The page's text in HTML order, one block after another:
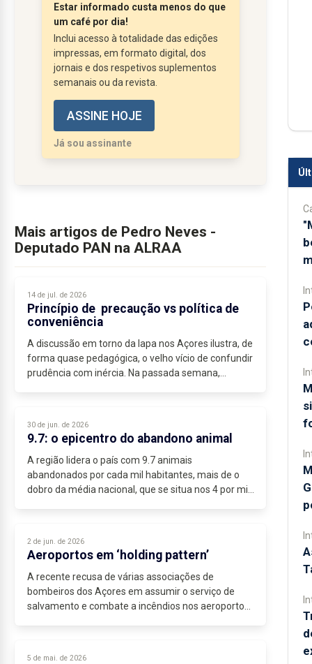
consequente criminalidade -
situações que colocam em risco
não apenas a saúde da população
açoriana, a integridade dos animais...
Estar informado custa menos do que
um café por dia!
Inclui acesso à totalidade das edições
impressas, em formato digital, dos
jornais e dos respetivos suplementos
semanais ou da revista.
ASSINE HOJE
Já sou assinante
Mais artigos de Pedro Neves -
Deputado PAN na ALRAA
14 de jul. de 2026
Princípio de precaução vs política de
conveniência
A discussão em torno da lapa nos Açores ilustra, de
forma quase pedagógica, o velho vício de confundir
prudência com inércia. Na passada semana,
30 de jun. de 2026
9.7: o epicentro do abandono animal
A região lidera o país com 9.7 animais
abandonados por cada mil habitantes, mais de o
dobro da média nacional, que se situa nos 4 por mil
2 de jun. de 2026
Aeroportos em ‘holding pattern’
A recente recusa de várias associações de
bombeiros dos Açores em assumir o serviço de
salvamento e combate a incêndios nos aeroportos
5 de mai. de 2026